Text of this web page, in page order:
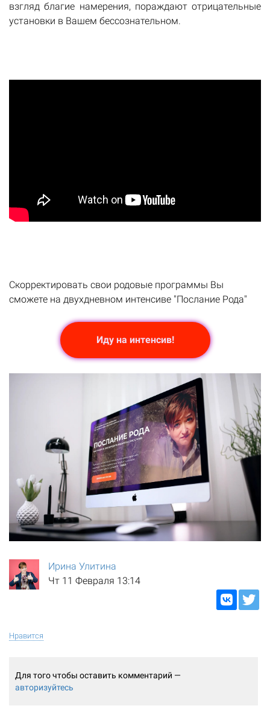
взгляд благие намерения, пораждают отрицательные
установки в Вашем бессознательном.
Скорректировать свои родовые программы Вы
сможете на двухдневном интенсиве "Послание Рода"
Иду на интенсив!
Ирина Улитина
Чт 11 Февраля 13:14
Нравится
Для того чтобы оставить комментарий —
авторизуйтесь